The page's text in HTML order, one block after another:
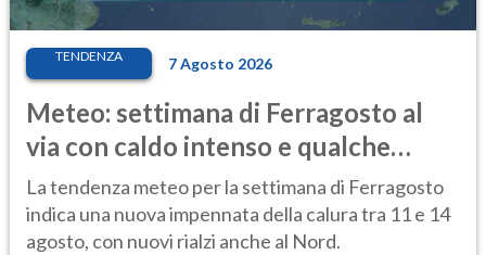
TENDENZA 7 Agosto 2026
Meteo: settimana di Ferragosto al
via con caldo intenso e qualche
temporale
La tendenza meteo per la settimana di Ferragosto
indica una nuova impennata della calura tra 11 e 14
agosto, con nuovi rialzi anche al Nord.